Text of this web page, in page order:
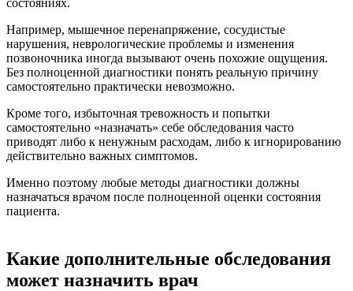
состояниях.
Например, мышечное перенапряжение, сосудистые
нарушения, неврологические проблемы и изменения
позвоночника иногда вызывают очень похожие ощущения.
Без полноценной диагностики понять реальную причину
самостоятельно практически невозможно.
Кроме того, избыточная тревожность и попытки
самостоятельно «назначать» себе обследования часто
приводят либо к ненужным расходам, либо к игнорированию
действительно важных симптомов.
Именно поэтому любые методы диагностики должны
назначаться врачом после полноценной оценки состояния
пациента.
Какие дополнительные обследования
может назначить врач